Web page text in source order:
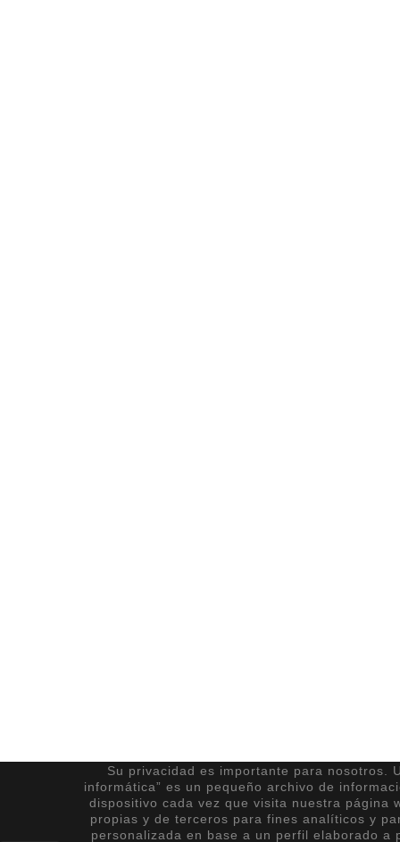
Su privacidad es importante para nosotros.
informática” es un pequeño archivo de
dispositivo cada vez que visita nuestra página
propias y de terceros para fines analíticos y
personalizada en base a un perfil elaborado a